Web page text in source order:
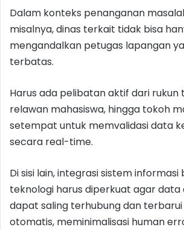
Dalam konteks penanganan
misalnya, dinas terkait tidak bisa
mengandalkan petugas lapangan
terbatas.
Harus ada pelibatan aktif dari rukun
relawan mahasiswa, hingga tokoh
setempat untuk memvalidasi data
secara real-time.
Di sisi lain, integrasi sistem informasi
teknologi harus diperkuat agar
dapat saling terhubung dan
otomatis, meminimalisasi human